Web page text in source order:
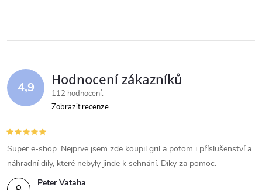
4,9 Hodnocení zákazníků
112 hodnocení
Zobrazit recenze
Peter Vataha
Super e-shop. Nejprve jsem zde koupil gril a potom i příslušenství a
náhradní díly, které nebyly jinde k sehnání. Díky za pomoc.